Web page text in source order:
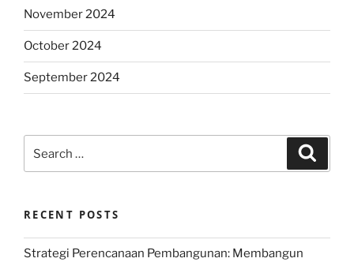
November 2024
October 2024
September 2024
for:
RECENT POSTS
Strategi Perencanaan Pembangunan: Membangun